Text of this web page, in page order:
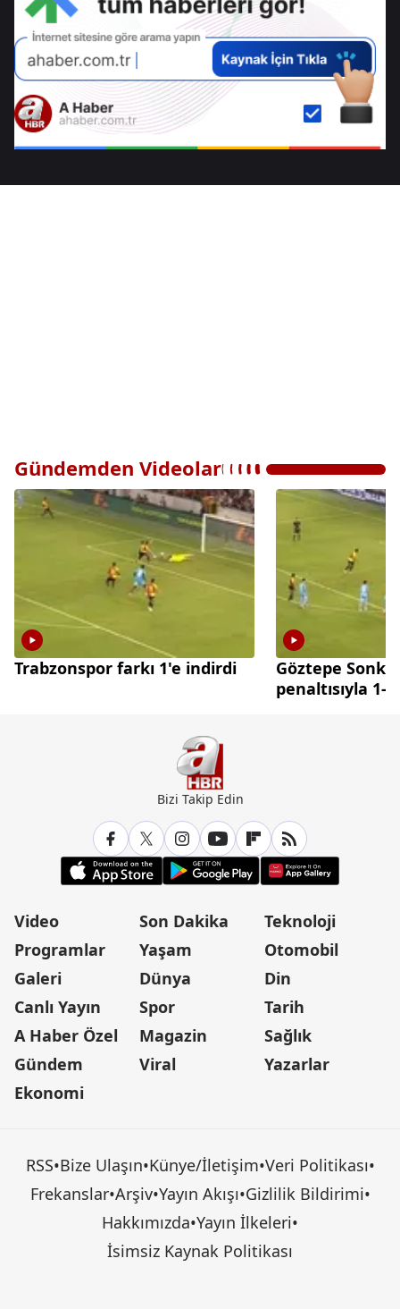
Gündemden Videolar
Trabzonspor farkı 1'e indirdi
Göztepe
penaltısıyla 1-
Bizi Takip Edin
Video
Programlar
Galeri
Canlı Yayın
A Haber Özel
Gündem
Ekonomi
Son Dakika
Yaşam
Dünya
Spor
Magazin
Viral
Teknoloji
Otomobil
Din
Tarih
Sağlık
Yazarlar
RSS•Bize Ulaşın•Künye/İletişim•Veri Politikası•
Frekanslar•Arşiv•Yayın Akışı•Gizlilik Bildirimi•
Hakkımızda•Yayın İlkeleri•
İsimsiz Kaynak Politikası